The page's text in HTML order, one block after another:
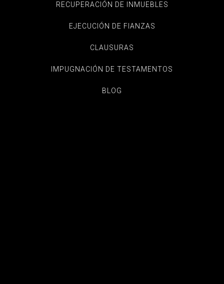
RECUPERACIÓN DE INMUEBLES
EJECUCIÓN DE FIANZAS
CLAUSURAS
IMPUGNACIÓN DE TESTAMENTOS
BLOG